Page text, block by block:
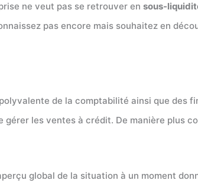
ne veut pas se retrouver en sous-
pas encore mais souhaitez en
de la comptabilité ainsi que des
les ventes à crédit. De manière plus
global de la situation à un moment